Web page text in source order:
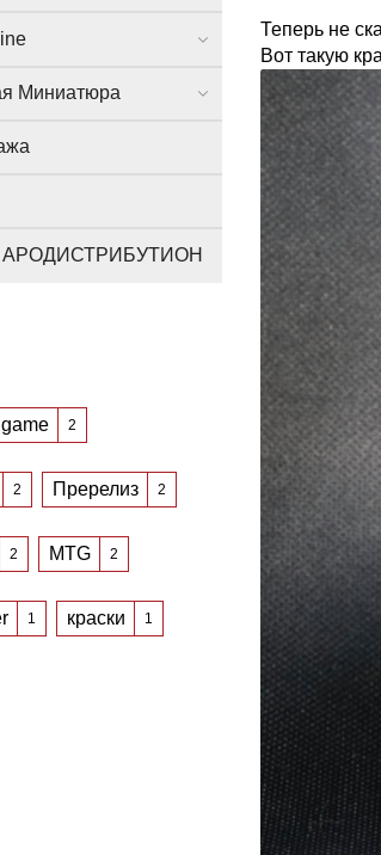
Теперь не
Вот такую
Миниатюра
2
2 Пререлиз 2
2 MTG 2
1 краски 1